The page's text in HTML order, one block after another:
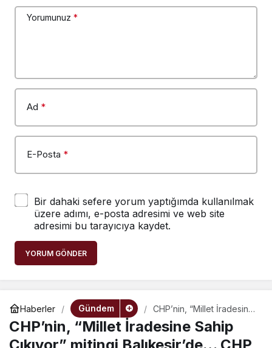
Yorumunuz *
Ad *
E-Posta *
Bir dahaki sefere yorum yaptığımda kullanılmak
üzere adımı, e-posta adresimi ve web site
adresimi bu tarayıcıya kaydet.
YORUM GÖNDER
Haberler Gündem
CHP’nin, “Millet İradesine
Sahip Çıkıyor” mitingi
Balıkesir’de… CHP
Tekirdağ Milletvekili
CHP’nin, “Millet İradesine Sahip